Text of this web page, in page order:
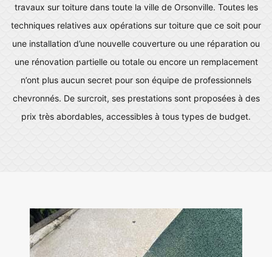
travaux sur toiture dans toute la ville de Orsonville. Toutes les
techniques relatives aux opérations sur toiture que ce soit pour
une installation d’une nouvelle couverture ou une réparation ou
une rénovation partielle ou totale ou encore un remplacement
n’ont plus aucun secret pour son équipe de professionnels
chevronnés. De surcroit, ses prestations sont proposées à des
prix très abordables, accessibles à tous types de budget.